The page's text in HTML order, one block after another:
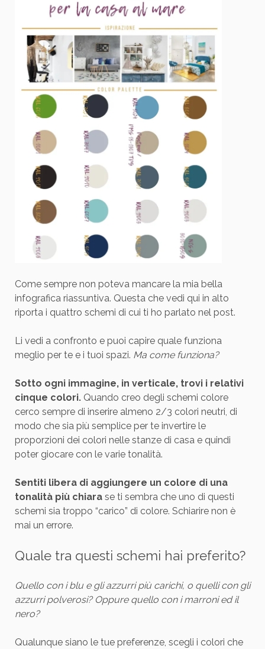
Come sempre non poteva mancare la mia bella
infografica riassuntiva. Questa che vedi qui in alto
riporta i quattro schemi di cui ti ho parlato nel post.
Li vedi a confronto e puoi capire quale funziona
meglio per te e i tuoi spazi. Ma come funziona?
Sotto ogni immagine, in verticale, trovi i relativi
cinque colori.Quando creo degli schemi colore
cerco sempre di inserire almeno 2/3 colori neutri, di
modo che sia più semplice per te invertire le
proporzioni dei colori nelle stanze di casa e quindi
poter giocare con le varie tonalità.
Sentiti libera di aggiungere un colore di una
tonalità più chiarase ti sembra che uno di questi
schemi sia troppo “carico” di colore. Schiarire non è
mai un errore.
Quale tra questi schemi hai preferito?
Quello con i blu e gli azzurri più carichi, o quelli con gli
azzurri polverosi? Oppure quello con i marroni ed il
nero?
Qualunque siano le tue preferenze, scegli i colori che